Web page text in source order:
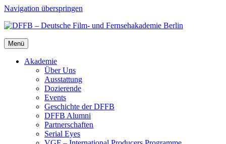
Navigation überspringen
Menü
Aka­de­mie
Über Uns
Aus­stat­tung
Dozie­ren­de
Events
Geschich­te der DFFB
DFFB Alum­ni
Part­ner­schaf­ten
Seri­al Eyes